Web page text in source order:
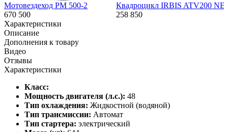
Мотовездеход РМ 500-2
670 500
Квадроцикл IRBIS ATV200
258 850
Характеристики
Описание
Дополнения к товару
Видео
Отзывы
Характеристики
Класс:
Мощность двигателя (л.с.): 48
Тип охлаждения: Жидкостной (водяной)
Тип трансмиссии: Автомат
Тип стартера: электрический